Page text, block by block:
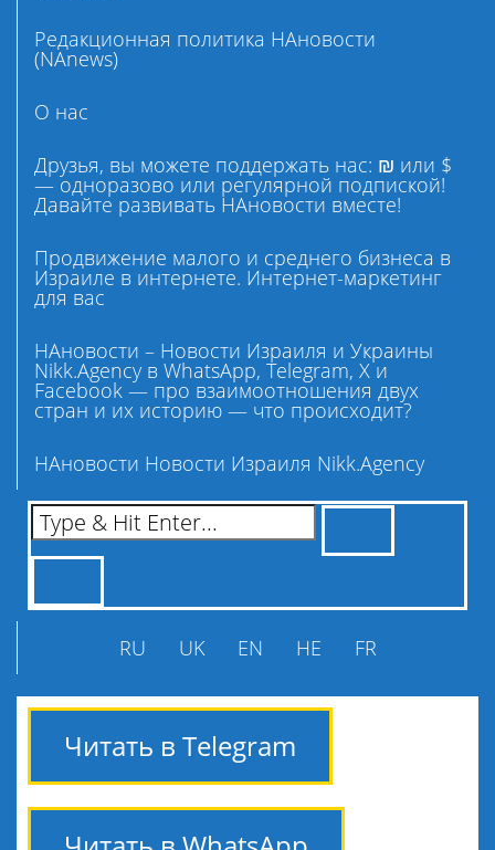
Редакционная политика НАновости
(NAnews)
О нас
Друзья, вы можете поддержать нас: ₪ или $
— одноразово или регулярной подпиской!
Давайте развивать НАновости вместе!
Продвижение малого и среднего бизнеса в
Израиле в интернете. Интернет-маркетинг
для вас
НАновости – Новости Израиля и Украины
Nikk.Agency в WhatsApp, Telegram, X и
Facebook — про взаимоотношения двух
стран и их историю — что происходит?
НАновости Новости Израиля Nikk.Agency
RU UK EN HE FR
Читать в Telegram